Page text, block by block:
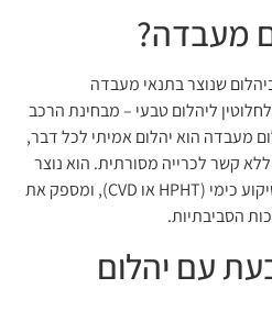
מעבדה?
שנוצר בתנאי מעבדה
ליהלום טבעי – מבחינת הרכב
מעבדה הוא יהלום אמיתי לכל דבר,
קשר לכרייה מסורתית. הוא נוצר
בתהליך של לחץ וחום גבוה או שיקוע כימי (HPHT או CVD), ומספק את
הסביבתיות.
עם יהלום